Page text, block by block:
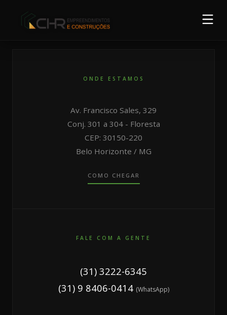
Empreendimentos
FALE CONOSCO
ONDE ESTAMOS
Av. Francisco Sales, 329
Conj. 301 a 304 - Floresta
CEP: 30150-220
Belo Horizonte / MG
COMO CHEGAR
FALE COM A GENTE
(31) 3222-6345
(31) 9 8406-0414 (WhatsApp)